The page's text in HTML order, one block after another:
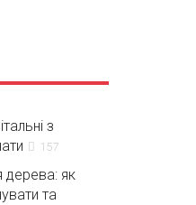
з
157
дерева: як
та